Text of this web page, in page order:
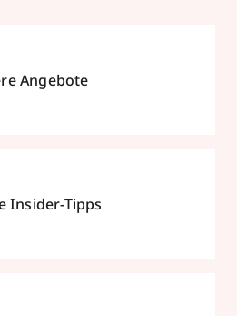
Angebote
Insider-Tipps